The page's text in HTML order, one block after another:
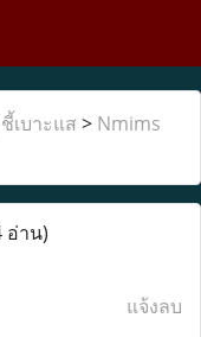
เบาะแส > Nmims
อ่าน)
แจ้งลบ